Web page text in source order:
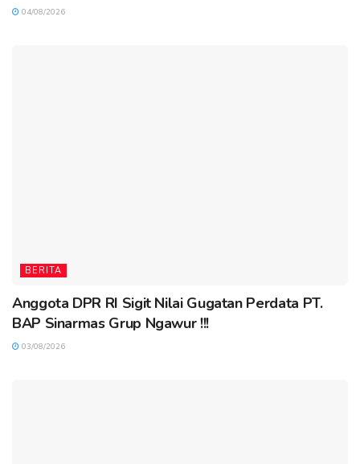
04/08/2026
BERITA
Anggota DPR RI Sigit Nilai Gugatan Perdata PT.
BAP Sinarmas Grup Ngawur !!!
03/08/2026